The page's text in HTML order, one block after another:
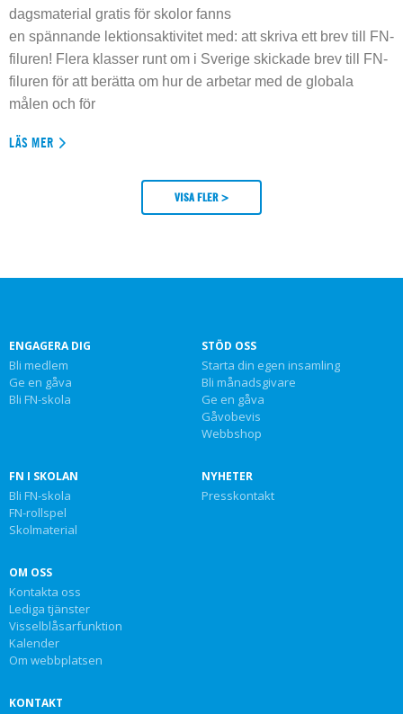
dagsmaterial gratis för skolor fanns
en spännande lektionsaktivitet med: att skriva ett brev till FN-
filuren! Flera klasser runt om i Sverige skickade brev till FN-
filuren för att berätta om hur de arbetar med de globala
målen och för
LÄS MER
VISA FLER >
ENGAGERA DIG
Bli medlem
Ge en gåva
Bli FN-skola
STÖD OSS
Starta din egen insamling
Bli månadsgivare
Ge en gåva
Gåvobevis
Webbshop
FN I SKOLAN
Bli FN-skola
FN-rollspel
Skolmaterial
NYHETER
Presskontakt
OM OSS
Kontakta oss
Lediga tjänster
Visselblåsarfunktion
Kalender
Om webbplatsen
KONTAKT